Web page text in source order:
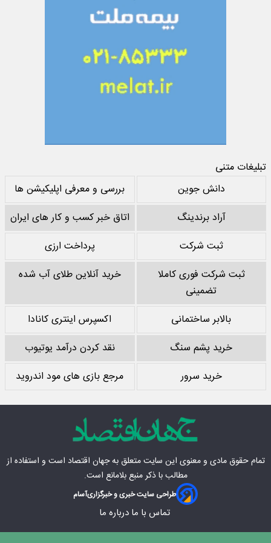
تبلیغات متنی
دانش جوین
بررسی و معرفی اپلیکیشن ها
آراد برندینگ
اتاق خبر کسب و کار های ایران
ثبت شرکت
پرداخت ارزی
ثبت شرکت فوری کاملا
تضمینی
خرید آنلاین طلای آب شده
بالابر ساختمانی
اکسپرس اینتری کانادا
خرید پشم سنگ
نقد کردن درآمد یوتیوب
خرید سرور
مرجع بازی های مود اندروید
تمام حقوق مادی‌ و معنوی این سایت متعلق بهجهان اقتصاد است و استفاده از
مطالب با ذکر منبع بلامانع است.
طراحی سایت خبری و خبرگزاریآسام
تماس با ما درباره ما